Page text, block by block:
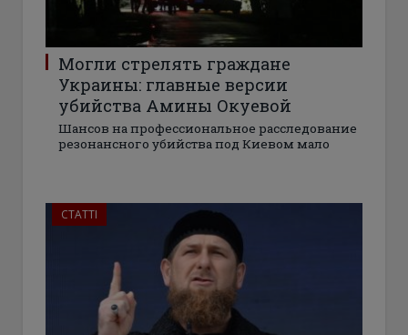
Могли стрелять граждане
Украины: главные версии
убийства Амины Окуевой
Шансов на профессиональное расследование
резонансного убийства под Киевом мало
СТАТТІ